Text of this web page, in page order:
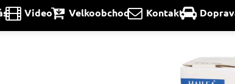
Video Velkoobchod Kontakt